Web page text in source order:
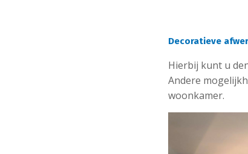
Decoratieve
Hierbij kunt u
Andere
woonkamer.